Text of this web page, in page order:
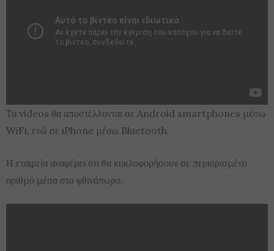
Τα videos θα αποστέλλονται σε Android smartphones μέσω
WiFi, ενώ σε iPhone μέσω Bluetooth.
Η εταιρεία αναφέρει ότι θα κυκλοφορήσουν σε περιορισμένο
αριθμό μέσα στο φθινόπωρο.